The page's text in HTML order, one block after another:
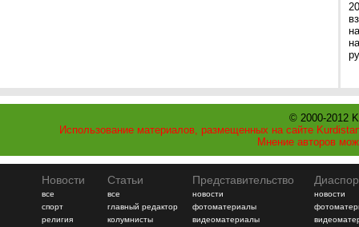
© 2000-2012
Использование материалов, размещенных на сайте
Мнение авторов
Новости
все
спорт
религия
Статьи
все
главный редактор
колумнисты
Представительство
новости
фотоматериалы
видеоматериалы
новости